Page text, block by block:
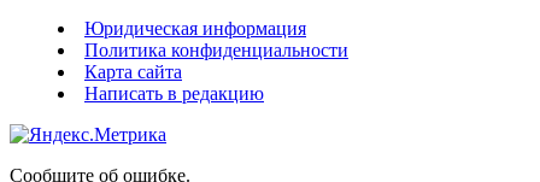
Юридическая информация
Политика конфиденциальности
Карта сайта
Написать в редакцию
Сообщите об ошибке.